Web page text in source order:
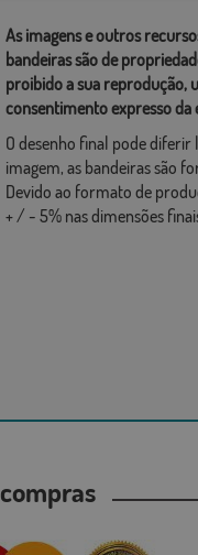
As imagens e outros
bandeiras são de
proibido a sua reprodução,
consentimento expresso da
O desenho final pode
imagem, as bandeiras são
Devido ao formato de
+ / - 5% nas dimensões